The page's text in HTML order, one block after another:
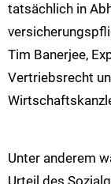
tatsächlich in
Tim Banerjee,
Vertriebsrecht
Unter anderem